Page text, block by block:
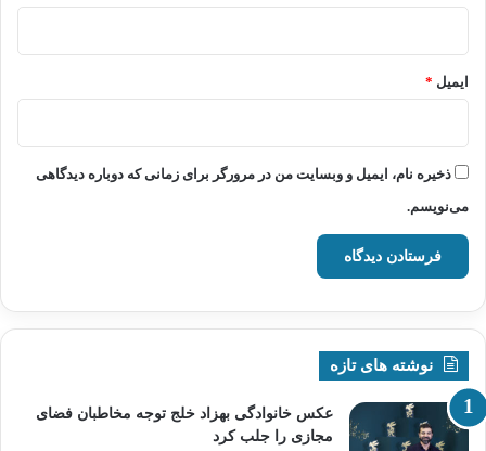
ایمیل *
ذخیره نام، ایمیل و وبسایت من در مرورگر برای زمانی که دوباره دیدگاهی
می‌نویسم.
نوشته های تازه
عکس خانوادگی بهزاد خلج توجه مخاطبان فضای
مجازی را جلب کرد